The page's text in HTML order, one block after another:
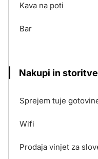
Kava na poti
Bar
Nakupi in storitve
Sprejem tuje
Wifi
Prodaja vinjet za